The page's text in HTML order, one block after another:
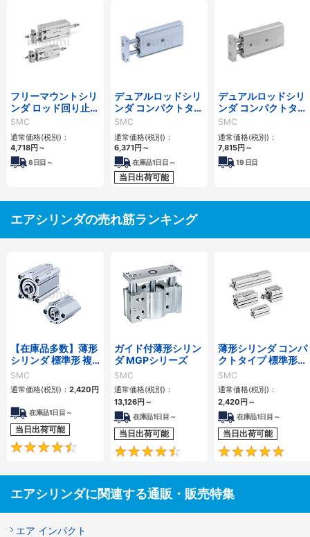
フリーマウントシリ
ンダ ロッド回り止め
形 複動・両ロッド
CUKWシリーズ
SMC
通常価格(税別)：
4,718円 ～
6 日目～
デュアルロッドシリ
ンダ コンパクトタイ
プ CXSJシリーズ
SMC
通常価格(税別)：
6,371円 ～
在庫品1日目～
当日出荷可能
デュアルロッドシリ
ンダ コンパクトタイ
プ 二次電池対応
25A-CXSJシリーズ
SMC
通常価格(税別)：
7,815円 ～
19 日目
エアシリンダの売れ筋ランキング
【在庫品多数】薄形
シリンダ 標準形 複
動・片ロッド CQ2
シリーズ
SMC
通常価格(税別)： 2,420 円
在庫品1日目～
当日出荷可能
4.5
ガイド付薄形シリン
ダ MGPシリーズ
SMC
通常価格(税別)：
13,126円 ～
在庫品1日目～
当日出荷可能
4.6
薄形シリンダ コンパ
クトタイプ 標準形
複動 片ロッド CQS
シリーズ
SMC
通常価格(税別)：
2,420 円 ～
在庫品1日目～
当日出荷可能
エアシリンダに関連する通販・販売特集
エア インパクト